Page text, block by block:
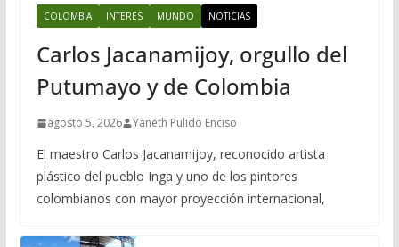
COLOMBIA INTERES MUNDO NOTICIAS
Carlos Jacanamijoy, orgullo del
Putumayo y de Colombia
agosto 5, 2026 Yaneth Pulido Enciso
El maestro Carlos Jacanamijoy, reconocido artista
plástico del pueblo Inga y uno de los pintores
colombianos con mayor proyección internacional,